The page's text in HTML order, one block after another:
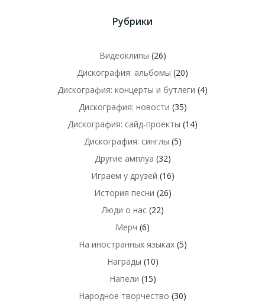
Рубрики
Видеоклипы (26)
Дискография: альбомы (20)
Дискография: концерты и бутлеги (4)
Дискография: новости (35)
Дискография: сайд-проекты (14)
Дискография: синглы (5)
Другие амплуа (32)
Играем у друзей (16)
История песни (26)
Люди о нас(22)
Мерч (6)
На иностранных языках(5)
Награды (10)
Напели (15)
Народное творчество (30)